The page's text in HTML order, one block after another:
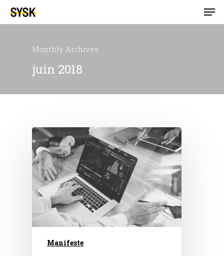
Monthly Archives
juin 2018
Manifeste